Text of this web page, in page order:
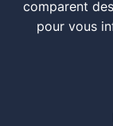
comparent
pour vous